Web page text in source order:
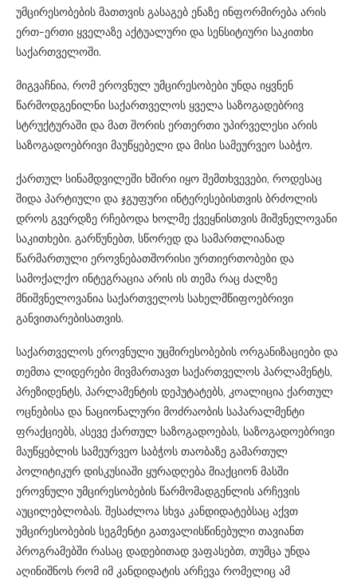
უმცირესობების მათთვის გასაგებ ენაზე ინფორმირება არის
ერთ-ერთი ყველაზე აქტუალური და სენსიტიური საკითხი
საქართველოში.
მიგვაჩნია, რომ ეროვნულ უმცირესობები უნდა იყვნენ
წარმოდგენილნი საქართველოს ყველა საზოგადებრივ
სტრუქტურაში და მათ შორის ერთერთი უპირველესი არის
საზოგადოებრივი მაუწყებელი და მისი სამეურვეო საბჭო.
ქართულ სინამდვილეში ხშირი იყო შემთხვევები, როდესაც
შიდა პარტიული და ჯგუფური ინტერესებისთვის ბრძოლის
დროს გვერდზე რჩებოდა ხოლმე ქვეყნისთვის მიშვნელოვანი
საკითხები. გარწუნებთ, სწორედ და სამართლიანად
წარმართული ეროვნებათშორისი ურთიერთობები და
სამოქალქო ინტეგრაცია არის ის თემა რაც ძალზე
მნიშვნელოვანია საქართველოს სახელმწიფოებრივი
განვითარებისათვის.
საქართველოს ეროვნული უცმირესობების ორგანიზაციები და
თემთა ლიდერები მივმართავთ საქართველოს პარლამენტს,
პრეზიდენტს, პარლამენტის დეპუტატებს, კოალიცია ქართულ
ოცნებისა და ნაციონალური მოძრაობის საპარალმენტი
ფრაქციებს, ასევე ქართულ საზოგადოებას, საზოგადოებრივი
მაუწყებლის სამეურვეო საბჭოს თაობაზე გამართულ
პოლიტიკურ დისკუსიაში ყურადღება მიაქციონ მასში
ეროვნული უმცირესობების წარმომადგენლის არჩევის
აუცილებლობას. შესაძლოა სხვა კანდიდატებსაც აქვთ
უმცირესობების სეგმენტი გათვალისწინებული თავიანთ
პროგრამებში რასაც დადებითად ვაფასებთ, თუმცა უნდა
აღინიშნოს რომ იმ კანდიდატის არჩევა რომელიც ამ